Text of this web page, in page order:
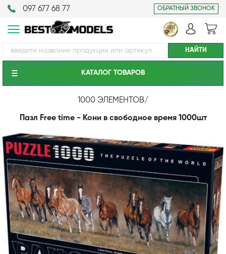
097 677 68 77 ОБРАТНЫЙ ЗВОНОК
КАТАЛОГ ТОВАРОВ
1000 ЭЛЕМЕНТОВ/
Пазл Free time - Кони в свободное время 1000шт